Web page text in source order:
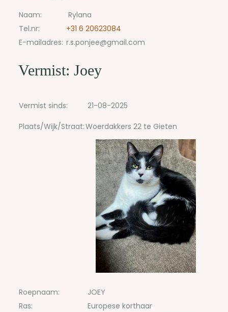
Naam:
Rylana
Tel.nr:
+31 6 20623084
E-mailadres: r.s.ponjee@gmail.com
Vermist: Joey
Vermist sinds: 21-08-2025
Plaats/Wijk/Straat:Woerdakkers 22 te Gieten
Roepnaam:
JOEY
Ras:
Europese korthaar